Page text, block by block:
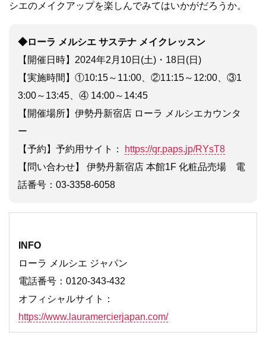
シエのメイクアップを楽しんでみてはいかがだろうか。
◆ローラ メルシエ サステナ メイクレッスン
【開催日時】2024年2月10日(土)・18日(日)
【実施時間】①10:15～11:00、②11:15～12:00、③1
3:00～13:45、④ 14:00～14:45
【開催場所】伊勢丹新宿店 ローラ メルシエカウンタ
ー
【予約】予約用サイト：
https://qr.paps.jp/RYsT8
【問い合わせ】 伊勢丹新宿店 本館1F 化粧品売場 電
話番号：03-3358-6058
INFO
ローラ メルシエ ジャパン
電話番号：0120-343-432
オフィシャルサイト：
https://www.lauramercierjapan.com/